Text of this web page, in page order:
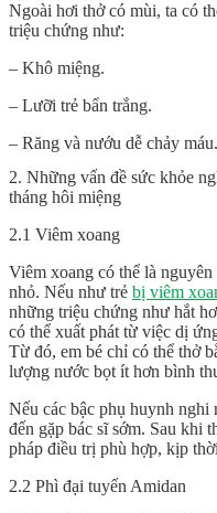
Ngoài hơi thở có mùi, ta có
triệu chứng như:
– Khô miệng.
– Lưỡi trẻ bẩn trắng.
– Răng và nướu dễ chảy máu.
2. Những vấn đề sức khỏe
tháng hôi miệng
2.1 Viêm xoang
Viêm xoang có thể là
nhỏ. Nếu như trẻ bị viêm
những triệu chứng như hắt
có thể xuất phát từ việc dị
Từ đó, em bé chỉ có thể thở
lượng nước bọt ít hơn bình
Nếu các bậc phụ huynh
đến gặp bác sĩ sớm. Sau khi
pháp điều trị phù hợp, kịp
2.2 Phì đại tuyến Amidan